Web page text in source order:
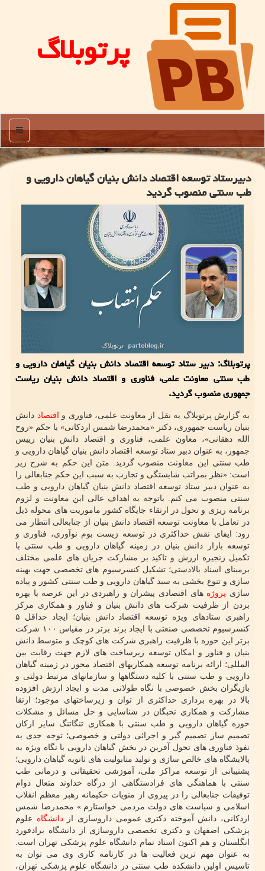
پرتوبلاگ
منو
دبیرستاد توسعه اقتصاد دانش بنیان گیاهان دارویی و
طب سنتی منصوب گردید
پرتوبلاگ: دبیر ستاد توسعه اقتصاد دانش بنیان گیاهان دارویی و
طب سنتی معاونت علمی، فناوری و اقتصاد دانش بنیان ریاست
جمهوری منصوب گردید.
به گزارش پرتوبلاگ به نقل از معاونت علمی، فناوری و اقتصاد دانش
بنیان ریاست جمهوری، دکتر «محمدرضا شمس اردکانی» با حکم «روح
الله دهقانی»، معاون علمی، فناوری و اقتصاد دانش بنیان رییس
جمهور، به عنوان دبیر ستاد توسعه اقتصاد دانش بنیان گیاهان دارویی و
طب سنتی این معاونت منصوب گردید. متن این حکم به شرح زیر
است: «نظر بمراتب شایستگی و تجارب به سبب این حکم جنابعالی را
به عنوان دبیر ستاد توسعه اقتصاد دانش بنیان گیاهان دارویی و طب
سنتی منصوب می کنم. باتوجه به اهداف عالی این معاونت و لزوم
برنامه ریزی و تحول در ارتقاء جایگاه کشور ماموریت های محوله ذیل
در تعامل با معاونت توسعه اقتصاد دانش بنیان از جنابعالی انتظار می
رود: ایفای نقش حداکثری در توسعه زیست بوم نوآوری، فناوری و
توسعه بازار دانش بنیان در زمینه گیاهان دارویی و طب سنتی با
تکمیل زنجیره ارزش و تاکید بر مشارکت جریان های علمی مختلف
برمبنای اسناد بالادستی؛ تشکیل کنسرسیوم های تخصصی جهت بهینه
سازی و تنوع بخشی به سبد گیاهان دارویی و طب سنتی کشور و پیاده
سازی پروژه های اقتصادی پیشران و راهبردی در این عرصه با بهره
بردن از ظرفیت شرکت های دانش بنیان و فناور و همکاری مرکز
راهبری ستادهای ویژه توسعه اقتصاد دانش بنیان؛ ایجاد حداقل ۵
کنسرسیوم تخصصی صنعتی با ایجاد برند برتر در مقیاس ۱۰۰ شرکت
برتر این حوزه با ظرفیت راهبری شرکت های کوچک و متوسط دانش
بنیان و فناور و امکان توسعه زیرساخت های لازم جهت رقابت بین
المللی؛ ارائه برنامه توسعه همکاریهای اقتصاد محور در زمینه گیاهان
دارویی و طب سنتی با کلیه دستگاهها و سازمانهای مرتبط دولتی و
بازیگران بخش خصوصی با نگاه طولانی مدت و ایجاد ارزش افزوده
بالا در بهره برداری حداکثری از توان و زیرساختهای موجود؛ ارتقا
مشارکت و همکاری نخبگان در شناسایی و حل مسائل و مشکلات
حوزه گیاهان دارویی و طب سنتی با همکاری تنگاتنگ سایر ارکان
تصمیم ساز تصمیم گیر و اجرائی دولتی و خصوصی؛ توجه جدی به
نفوذ فناوری های تحول آفرین در بخش گیاهان دارویی با نگاه ویژه به
پالایشگاه های خالص سازی و تولید متابولیت های ثانویه گیاهان دارویی؛
پشتیبانی از توسعه مراکز ملی، آموزشی تحقیقاتی و درمانی طب
سنتی با هماهنگی های فرادستگاهی از درگاه خداوند متعال دوام
توفیقات جنابعالی را در پیروی از منویات حکیمانه رهبر معظم انقلاب
اسلامی و سیاست های دولت مردمی خواستارم.» محمدرضا شمس
اردکانی، دانش آموخته دکتری عمومی داروسازی ازدانشگاه علوم
پزشکی اصفهان و دکتری تخصصی داروسازی از دانشگاه برادفورد
انگلستان و هم اکنون استاد تمام دانشگاه علوم پزشکی تهران است.
به عنوان مهم ترین فعالیت ها در کارنامه کاری وی می توان به
تاسیس اولین دانشکده طب سنتی در دانشگاه علوم پزشکی تهران،